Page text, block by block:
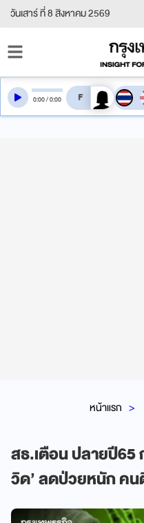
วันเสาร์ ที่ 8 สิงหาคม 2569
หน้าแรก
สธ.เตือน ปลายปี65
วิด’ ลดป่วยหนัก คน
0:00/0:00 สลับเสียงอ่าน